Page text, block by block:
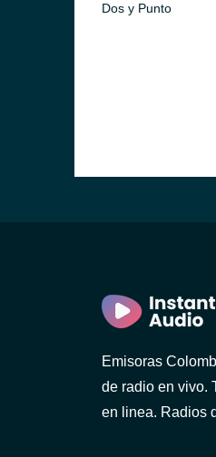
Dos y Punto
Emisoras
de radio en vivo.
en linea. Radios